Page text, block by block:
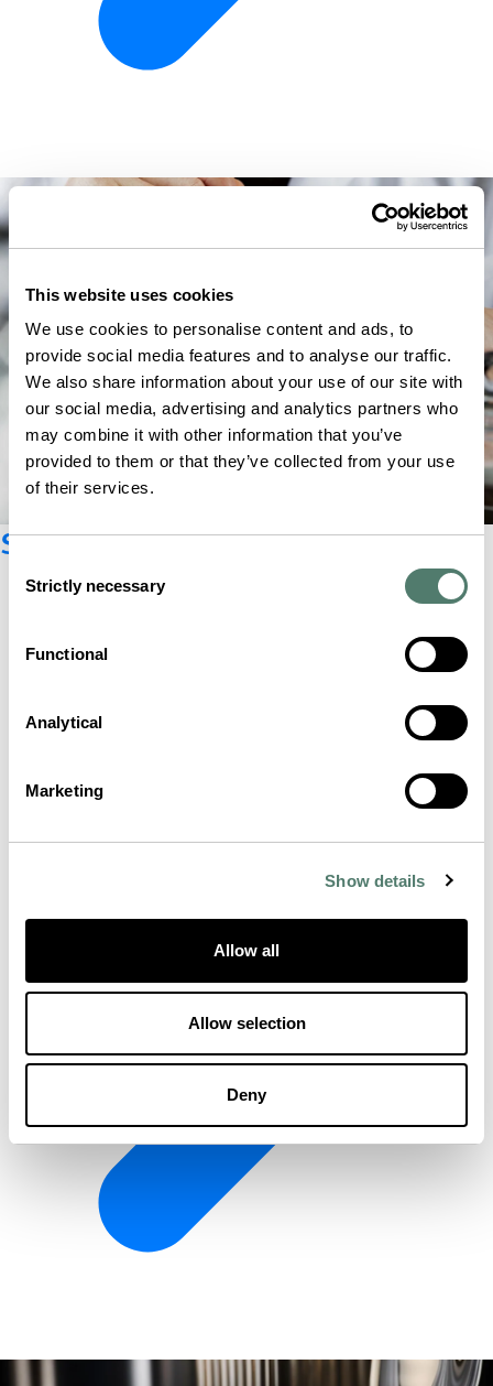
This website uses cookies
We use cookies to personalise content and ads, to
provide social media features and to analyse our traffic.
We also share information about your use of our site with
our social media, advertising and analytics partners who
may combine it with other information that you’ve
provided to them or that they’ve collected from your use
of their services.
Selection
Strictly necessary
Functional
Analytical
Marketing
Show details
Allow all
Allow selection
Deny
Suscríbete al boletín